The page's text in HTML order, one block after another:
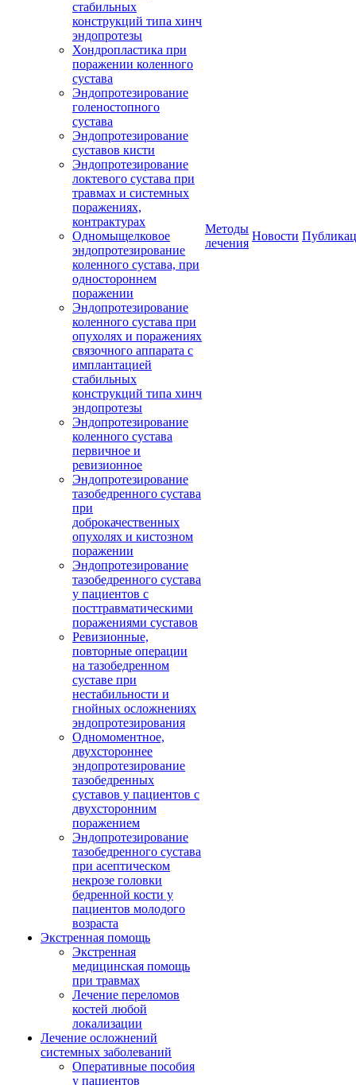
стабильных
конструкций типа хинч
эндопротезы
Хондропластика при
поражении коленного
сустава
Эндопротезирование
голеностопного
сустава
Эндопротезирование
суставов кисти
Эндопротезирование
локтевого сустава при
травмах и системных
поражениях,
контрактурах
Одномыщелковое
эндопротезирование
коленного сустава, при
одностороннем
поражении
Эндопротезирование
коленного сустава при
опухолях и поражениях
связочного аппарата с
имплантацией
стабильных
конструкций типа хинч
эндопротезы
Эндопротезирование
коленного сустава
первичное и
ревизионное
Эндопротезирование
тазобедренного сустава
при
доброкачественных
опухолях и кистозном
поражении
Эндопротезирование
тазобедренного сустава
у пациентов с
посттравматическими
поражениями суставов
Ревизионные,
повторные операции
на тазобедренном
суставе при
нестабильности и
гнойных осложнениях
эндопротезирования
Одномоментное,
двухстороннее
эндопротезирование
тазобедренных
суставов у пациентов с
двухсторонним
поражением
Эндопротезирование
тазобедренного сустава
при асептическом
некрозе головки
бедренной кости у
пациентов молодого
возраста
Экстренная помощь
Экстренная
медицинская помощь
при травмах
Лечение переломов
костей любой
локализации
Лечение осложнений
системных заболеваний
Оперативные пособия
у пациентов
Методы
лечения
Новости